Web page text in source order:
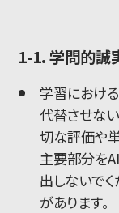
1-1. 学問的誠
学習におけ
代替させな
切な評価や
主要部分を
出しないで
があります。